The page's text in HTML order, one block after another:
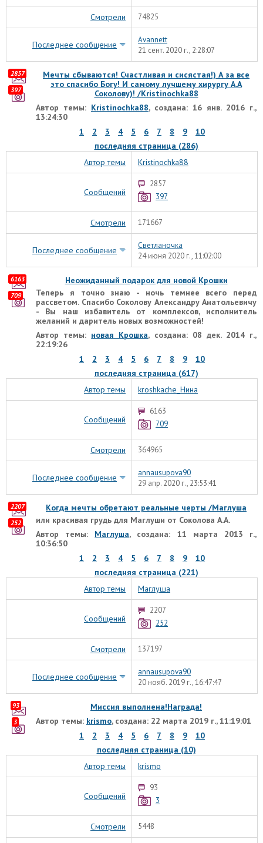
Смотрели 74825
Последнее сообщение
Avannett
21 сент. 2020 г., 2:28:07
Мечты сбываются! Счастливая и сисястая!) А за все
это спасибо Богу! И самому лучшему хирургу А.А
Соколову)! /Kristinochka88
Автор темы: Kristinochka88, создана: 16 янв. 2016 г.,
13:24:30
1
2 3 4 5 6 7 8 9
10
последняя страница (286)
2857
397
Автор темы Kristinochka88
Сообщений
2857
397
Смотрели 171667
Последнее сообщение
Светланочка
24 июня 2020 г., 11:02:00
Неожиданный подарок для новой Крошки
Теперь я точно знаю - ночь темнее всего перед
рассветом. Спасибо Соколову Александру Анатольевичу
- Вы наш избавитель от комплексов, исполнитель
желаний и даритель новых возможностей!
Автор темы: новая Крошка, создана: 08 дек. 2014 г.,
22:19:26
1
2 3 4 5 6 7 8 9
10
последняя страница (617)
6163
709
Автор темы kroshkache_Нина
Сообщений
6163
709
Смотрели 364965
Последнее сообщение
annausupova90
29 апр. 2020 г., 23:53:41
Когда мечты обретают реальные черты /Маглуша
или красивая грудь для Маглуши от Соколова А.А.
Автор темы: Маглуша, создана: 11 марта 2013 г.,
10:36:50
1
2 3 4 5 6 7 8 9
10
последняя страница (221)
2207
252
Автор темы Маглуша
Сообщений
2207
252
Смотрели 137197
Последнее сообщение
annausupova90
20 нояб. 2019 г., 16:47:47
Миссия выполнена!Награда!
Автор темы: krismo, создана: 22 марта 2019 г., 11:19:01
1
2 3 4 5 6 7 8 9
10
последняя страница (10)
93
3
Автор темы krismo
Сообщений
93
3
Смотрели 5448